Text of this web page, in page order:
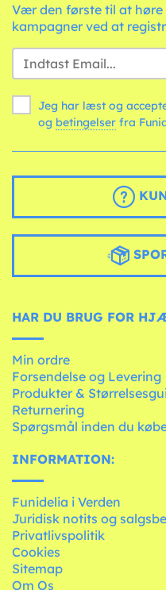
Vær den første til at høre
kampagner ved at
Jeg har læst og
og betingelser fra
HAR DU BRUG FOR
Min ordre
Forsendelse og Levering
Produkter &
Returnering
Spørgsmål inden du
INFORMATION:
Funidelia i Verden
Juridisk notits og
Privatlivspolitik
Cookies
Sitemap
Om Os